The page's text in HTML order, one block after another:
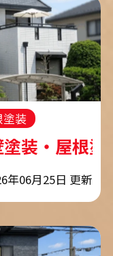
装・屋根塗
年06月25日 更新
塗装